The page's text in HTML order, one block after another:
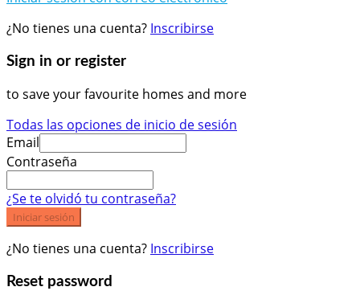
¿No tienes una cuenta? Inscribirse
Sign in or register
to save your favourite homes and more
Todas las opciones de inicio de sesión
Email
Contraseña
¿Se te olvidó tu contraseña?
Iniciar sesión
¿No tienes una cuenta? Inscribirse
Reset password